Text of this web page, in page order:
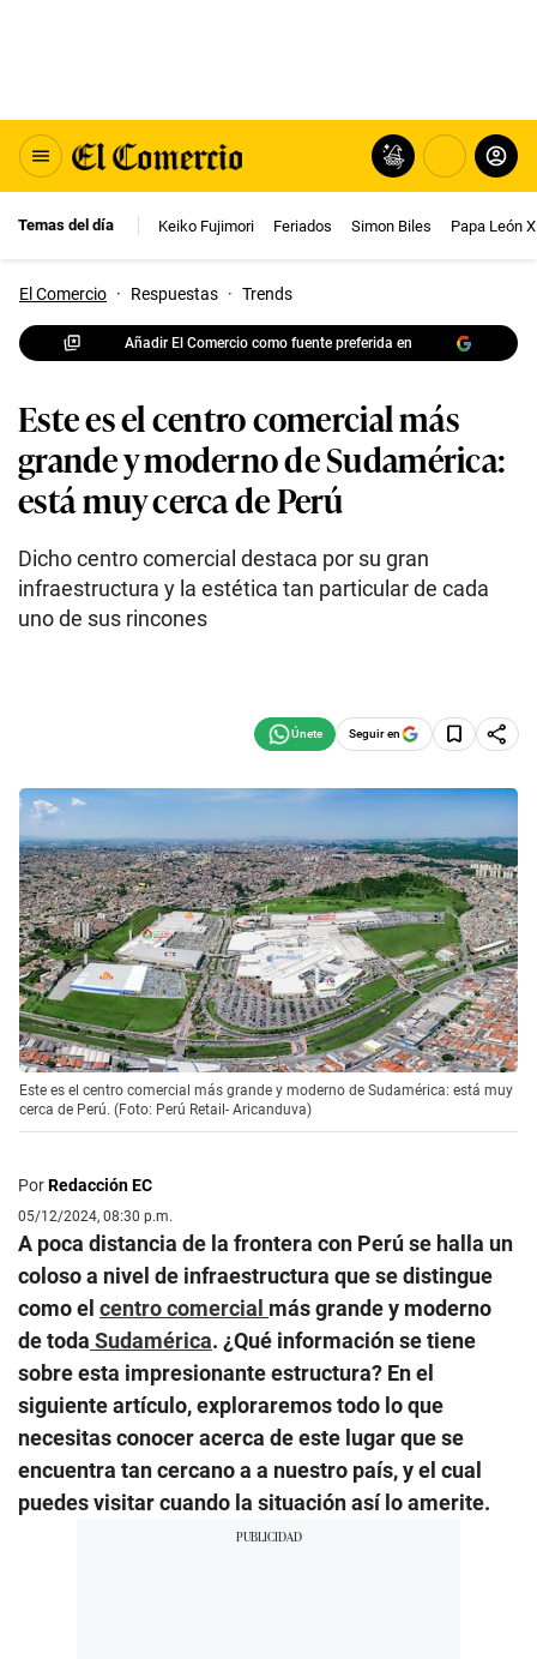
Temas del día Keiko Fujimori Feriados Simon Biles Papa León
El Comercio · Respuestas · Trends
Añadir El Comercio como fuente preferida en
Este es el centro comercial más
grande y moderno de Sudamérica:
está muy cerca de Perú
Dicho centro comercial destaca por su gran
infraestructura y la estética tan particular de cada
uno de sus rincones
Seguir en
Este es el centro comercial más grande y moderno de Sudamérica: está muy
cerca de Perú. (Foto: Perú Retail- Aricanduva)
PorRedacción EC
05/12/2024, 08:30 p.m.
A poca distancia de la frontera con Perú se halla un
coloso a nivel de infraestructura que se distingue
como el centro comercial más grande y moderno
de toda Sudamérica. ¿Qué información se tiene
sobre esta impresionante estructura? En el
siguiente artículo, exploraremos todo lo que
necesitas conocer acerca de este lugar que se
encuentra tan cercano a a nuestro país, y el cual
puedes visitar cuando la situación así lo amerite.